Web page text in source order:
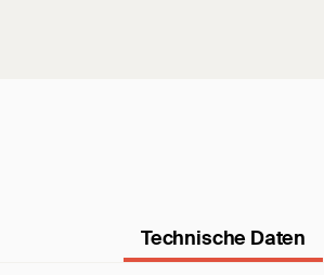
Technische Daten